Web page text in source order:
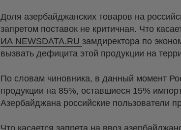
Доля азербайджанских товаров на
запретом поставок не критичная. Что
ИА NEWSDATA.RU замдиректора по
вызвать дефицита этой продукции на
По словам чиновника, в данный момент
продукции на 85%, оставшиеся 15%
Азербайджана российские пользователи